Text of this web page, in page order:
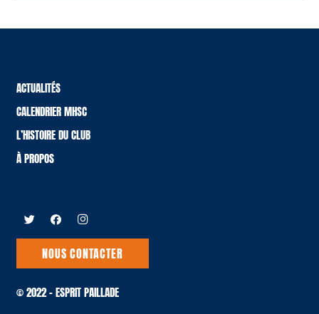
ACTUALITÉS
CALENDRIER MHSC
L’HISTOIRE DU CLUB
À PROPOS
NOUS CONTACTER
© 2022 – ESPRIT PAILLADE